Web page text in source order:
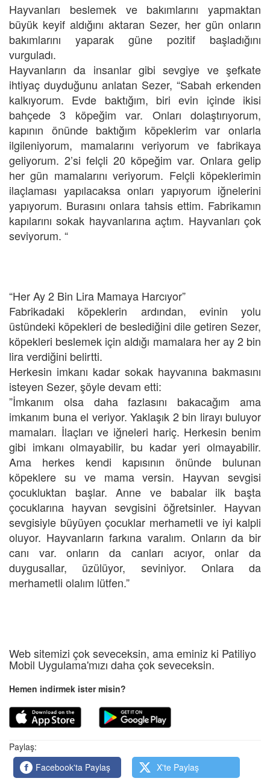
Hayvanları beslemek ve bakımlarını yapmaktan
büyük keyif aldığını aktaran Sezer, her gün onların
bakımlarını yaparak güne pozitif başladığını
vurguladı.
Hayvanların da insanlar gibi sevgiye ve şefkate
ihtiyaç duyduğunu anlatan Sezer, “Sabah erkenden
kalkıyorum. Evde baktığım, biri evin içinde ikisi
bahçede 3 köpeğim var. Onları dolaştırıyorum,
kapının önünde baktığım köpeklerim var onlarla
ilgileniyorum, mamalarını veriyorum ve fabrikaya
geliyorum. 2’si felçli 20 köpeğim var. Onlara gelip
her gün mamalarını veriyorum. Felçli köpeklerimin
ilaçlaması yapılacaksa onları yapıyorum iğnelerini
yapıyorum. Burasını onlara tahsis ettim. Fabrikamın
kapılarını sokak hayvanlarına açtım. Hayvanları çok
seviyorum. “
“Her Ay 2 Bin Lira Mamaya Harcıyor”
Fabrikadaki köpeklerin ardından, evinin yolu
üstündeki köpekleri de beslediğini dile getiren Sezer,
köpekleri beslemek için aldığı mamalara her ay 2 bin
lira verdiğini belirtti.
Herkesin imkanı kadar sokak hayvanına bakmasını
isteyen Sezer, şöyle devam etti:
”İmkanım olsa daha fazlasını bakacağım ama
imkanım buna el veriyor. Yaklaşık 2 bin lirayı buluyor
mamaları. İlaçları ve iğneleri hariç. Herkesin benim
gibi imkanı olmayabilir, bu kadar yeri olmayabilir.
Ama herkes kendi kapısının önünde bulunan
köpeklere su ve mama versin. Hayvan sevgisi
çocukluktan başlar. Anne ve babalar ilk başta
çocuklarına hayvan sevgisini öğretsinler. Hayvan
sevgisiyle büyüyen çocuklar merhametli ve iyi kalpli
oluyor. Hayvanların farkına varalım. Onların da bir
canı var. onların da canları acıyor, onlar da
duygusallar, üzülüyor, seviniyor. Onlara da
merhametli olalım lütfen.”
Web sitemizi çok seveceksin, ama eminiz ki Patiliyo
Mobil Uygulama'mızı daha çok seveceksin.
Hemen indirmek ister misin?
Paylaş:
Facebook'ta Paylaş
X'te Paylaş